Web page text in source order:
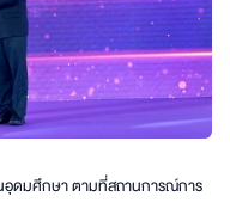
ดมศึกษา ตามที่สถานการณ์การ